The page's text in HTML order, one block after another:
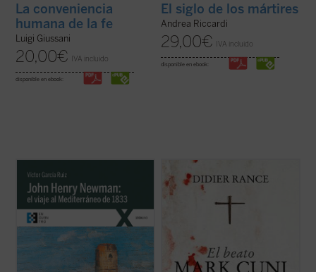
La conveniencia
humana de la fe
Luigi Giussani
20,00€ IVA incluido
disponible en ebook:
El siglo de los mártires
Andrea Riccardi
29,00€ IVA incluido
disponible en ebook:
Newman escribió a su familia y amigos
previamente y durante su viaje por el
Mediterráneo de 1833, el autor del libro
traza los orígenes, el desarrollo y las
consecuencias de la verdadera odisea
interior ...(ver ficha)
persecución de la Iglesia católica en el siglo
XX. «Nunca antes había conocido la
historia algo como lo acontecido en
Albania... Vuestra experiencia de muerte y